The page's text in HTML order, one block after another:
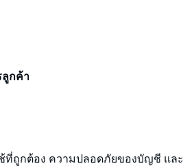
ลูกค้า
ที่ถูกต้อง ความปลอดภัยของบัญชี และ